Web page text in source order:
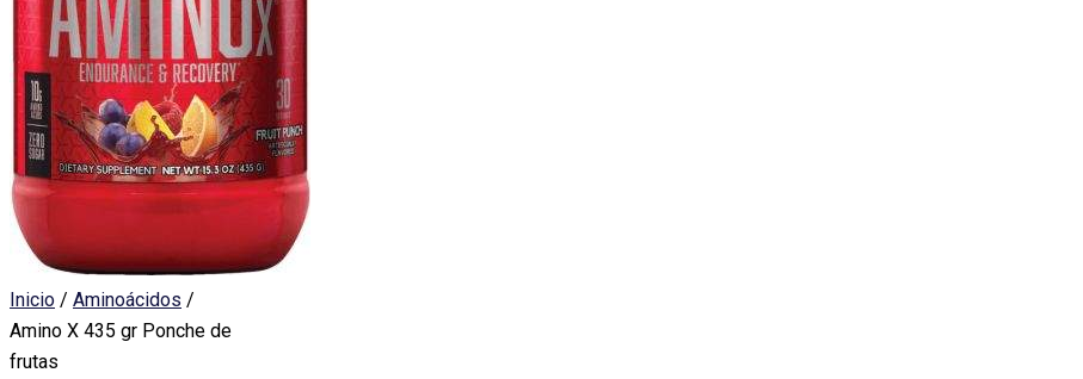
Inicio / Aminoácidos /
Amino X 435 gr Ponche de
frutas